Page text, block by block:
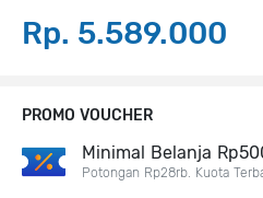
Rp. 5.589.000
PROMO VOUCHER
Minimal Belanja
Potongan Rp28rb. Kuota